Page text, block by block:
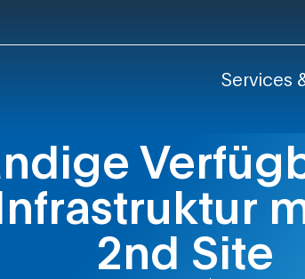
Services
2nd Site